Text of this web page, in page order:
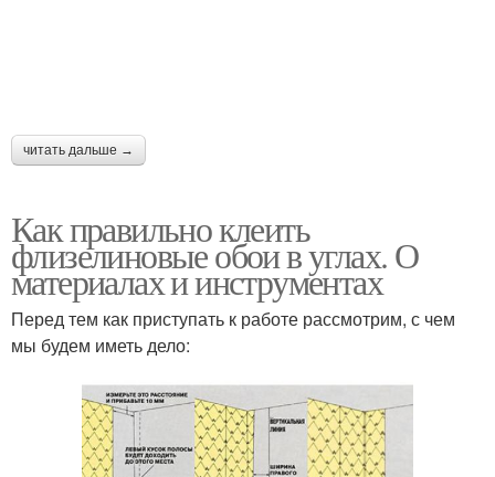
читать дальше →
Как правильно клеить
флизелиновые обои в углах. О
материалах и инструментах
Перед тем как приступать к работе рассмотрим, с чем
мы будем иметь дело: